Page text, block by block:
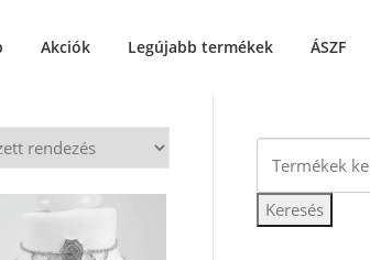
Akciók Legújabb termékek ÁSZF
következőre:
Keresés